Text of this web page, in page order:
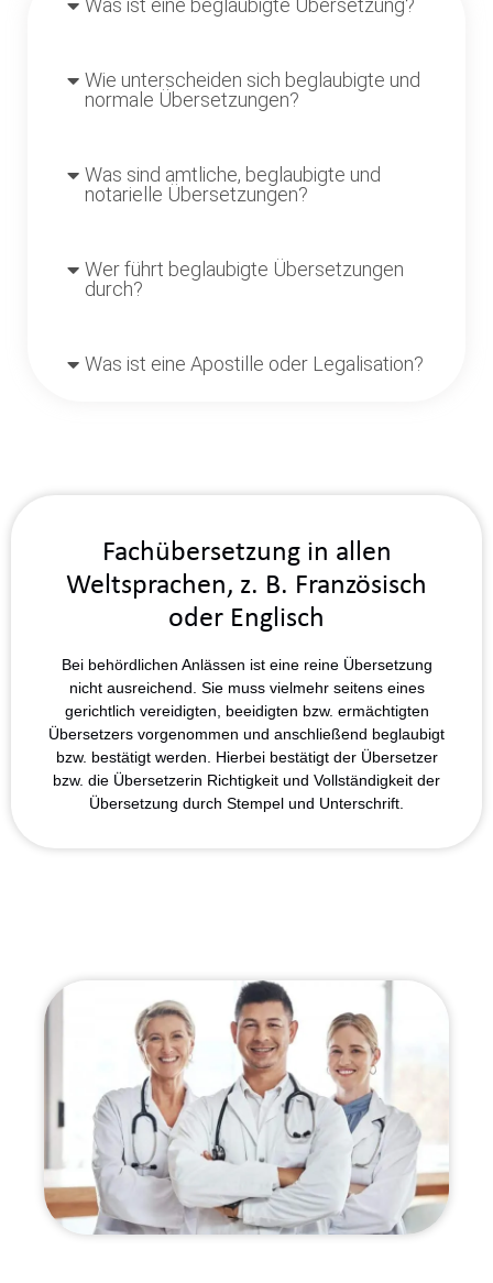
Was ist eine beglaubigte Übersetzung?
Wie unterscheiden sich beglaubigte und
normale Übersetzungen?
Was sind amtliche, beglaubigte und
notarielle Übersetzungen?
Wer führt beglaubigte Übersetzungen
durch?
Was ist eine Apostille oder Legalisation?
Fachübersetzung in allen
Weltsprachen, z. B. Französisch
oder Englisch
Bei behördlichen Anlässen ist eine reine Übersetzung
nicht ausreichend. Sie muss vielmehr seitens eines
gerichtlich vereidigten, beeidigten bzw. ermächtigten
Übersetzers vorgenommen und anschließend beglaubigt
bzw. bestätigt werden. Hierbei bestätigt der Übersetzer
bzw. die Übersetzerin Richtigkeit und Vollständigkeit der
Übersetzung durch Stempel und Unterschrift.